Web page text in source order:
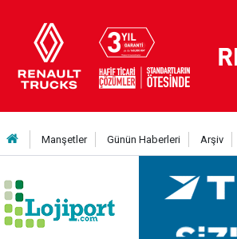
Manşetler Günün Haberleri Arşiv